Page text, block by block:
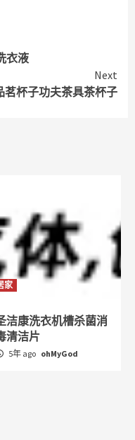
衣液
Next
茗杯子功夫茶具茶杯子
家
洁康洗衣机槽杀菌消
清洁片
5年 ago ohMyGod